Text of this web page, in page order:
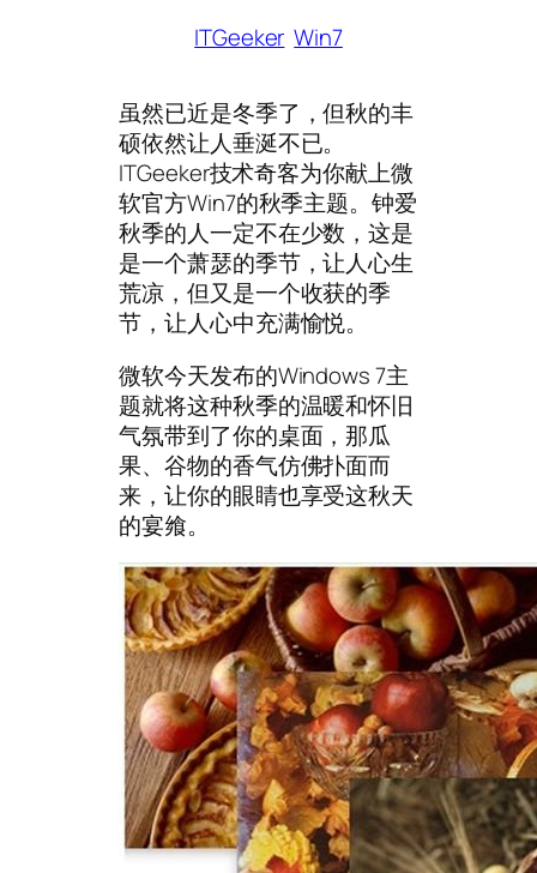
ITGeeker Win7
虽然已近是冬季了，但秋的丰
硕依然让人垂涎不已。
ITGeeker技术奇客为你献上微
软官方Win7的秋季主题。钟爱
秋季的人一定不在少数，这是
是一个萧瑟的季节，让人心生
荒凉，但又是一个收获的季
节，让人心中充满愉悦。
微软今天发布的Windows 7主
题就将这种秋季的温暖和怀旧
气氛带到了你的桌面，那瓜
果、谷物的香气仿佛扑面而
来，让你的眼睛也享受这秋天
的宴飨。